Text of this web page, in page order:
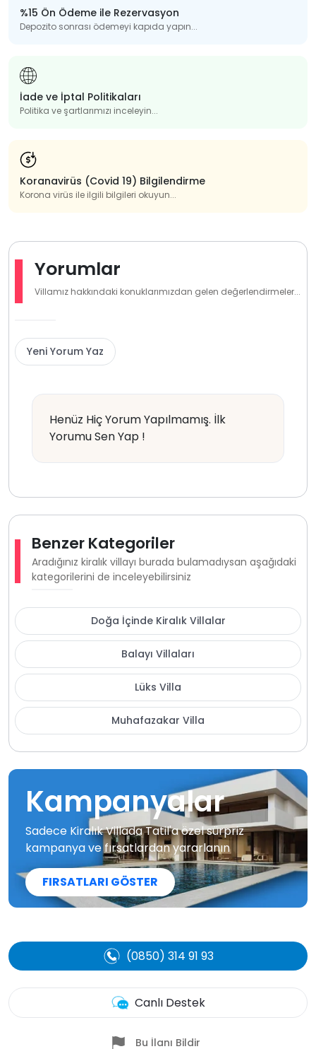
%15 Ön Ödeme ile Rezervasyon
Depozito sonrası ödemeyi kapıda yapın...
İade ve İptal Politikaları
Politika ve şartlarımızı inceleyin...
Koranavirüs (Covid 19) Bilgilendirme
Korona virüs ile ilgili bilgileri okuyun...
Yorumlar
Villamız hakkındaki konuklarımızdan gelen değerlendirmeler...
Yeni Yorum Yaz
Henüz Hiç Yorum Yapılmamış. İlk
Yorumu Sen Yap !
Benzer Kategoriler
Aradığınız kiralık villayı burada bulamadıysan aşağıdaki
kategorilerini de inceleyebilirsiniz
Doğa İçinde Kiralık Villalar
Balayı Villaları
Lüks Villa
Muhafazakar Villa
Kampanyalar
Sadece Kiralık Villada Tatil'a özel sürpriz
kampanya ve fırsatlardan yararlanın
FIRSATLARI GÖSTER
(0850) 314 91 93
Canlı Destek
Bu İlanı Bildir